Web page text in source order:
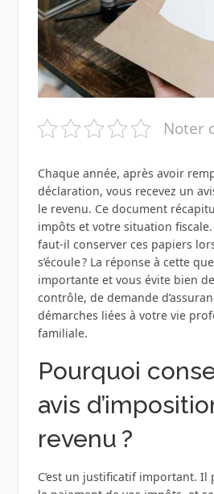
Noter
Chaque année, après avoir
déclaration, vous recevez un
le revenu. Ce document
impôts et votre situation
faut-il conserver ces papiers
s’écoule ? La réponse à cette
importante et vous évite bien
contrôle, de demande
démarches liées à votre vie
familiale.
Pourquoi
avis
revenu ?
C’est un justificatif important. Il